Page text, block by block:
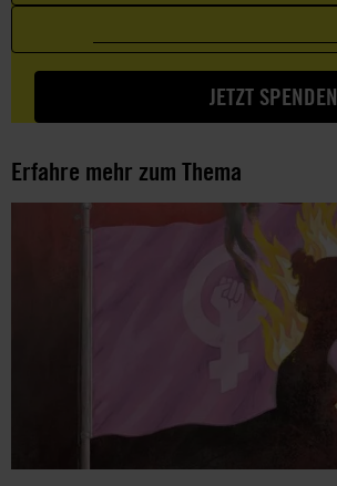
€
Custom
amount
JETZT SPENDEN
Erfahre mehr zum Thema